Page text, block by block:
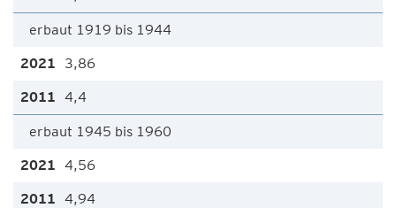
erbaut 1919 bis 1944
3,86
4,4
erbaut 1945 bis 1960
4,56
4,94